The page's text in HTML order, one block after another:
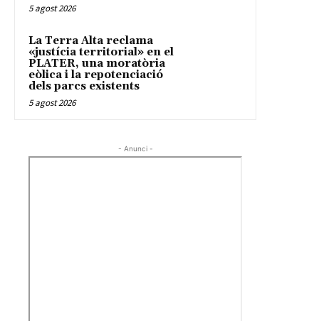
5 agost 2026
La Terra Alta reclama
«justícia territorial» en el
PLATER, una moratòria
eòlica i la repotenciació
dels parcs existents
5 agost 2026
- Anunci -